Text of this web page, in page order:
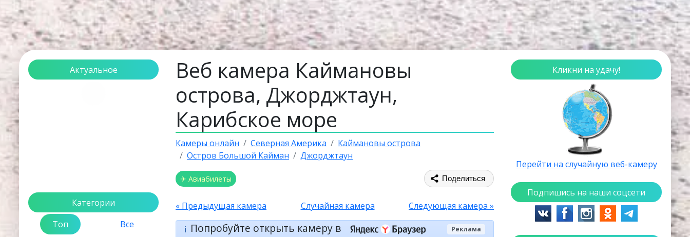
Актуальное
Категории
Топ
Все
Веб камера Каймановы
острова, Джорджтаун,
Карибское море
Камеры онлайн Северная Америка
Каймановы острова
Остров Большой Кайман
Джорджтаун
✈ Авиабилеты Поделиться
« Предыдущая камера Случайная камера Следующая камера »
ℹ️ Попробуйте открыть камеру в Реклама
Кликни на удачу!
Перейти на случайную веб-камеру
Подпишись на наши соцсети